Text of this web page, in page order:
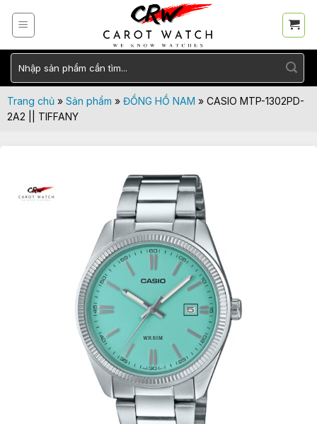
Tìm
kiếm:
Trang chủ» Sản phẩm » ĐỒNG HỒ NAM » CASIO MTP-1302PD-
2A2 || TIFFANY